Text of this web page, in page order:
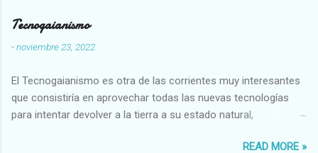
Tecnogaianismo
-noviembre 23, 2022
El Tecnogaianismo es otra de las corrientes muy interesantes
que consistiría en aprovechar todas las nuevas tecnologías
para intentar devolver a la tierra a su estado natural,
READ MORE »